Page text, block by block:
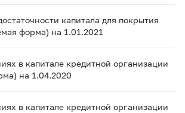
капитала для покрытия
форма) на 1.01.2021
в капитале кредитной организации
на 1.04.2020
в капитале кредитной организации